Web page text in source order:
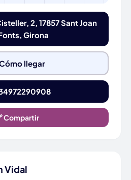
2, 17857 Sant Joan
Girona
llegar
Compartir
Vidal